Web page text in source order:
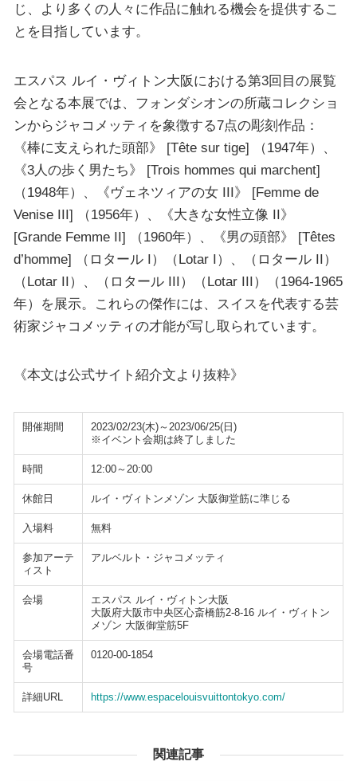
じ、より多くの人々に作品に触れる機会を提供するこ
とを目指しています。
エスパス ルイ・ヴィトン大阪における第3回目の展覧
会となる本展では、フォンダシオンの所蔵コレクショ
ンからジャコメッティを象徴する7点の彫刻作品：
《棒に支えられた頭部》 [Tête sur tige] （1947年）、
《3人の歩く男たち》 [Trois hommes qui marchent]
（1948年）、《ヴェネツィアの女 III》 [Femme de
Venise III] （1956年）、《大きな女性立像 II》
[Grande Femme II] （1960年）、《男の頭部》 [Têtes
d’homme] （ロタール I）（Lotar I）、（ロタール II）
（Lotar II）、（ロタール III）（Lotar III）（1964-1965
年）を展示。これらの傑作には、スイスを代表する芸
術家ジャコメッティの才能が写し取られています。
《本文は公式サイト紹介文より抜粋》
開催期間
2023/02/23(木)～2023/06/25(日)
※イベント会期は終了しました
時間 12:00～20:00
休館日 ルイ・ヴィトンメゾン 大阪御堂筋に準じる
入場料 無料
参加アーテ
ィスト
アルベルト・ジャコメッティ
会場
エスパス ルイ・ヴィトン大阪
大阪府大阪市中央区心斎橋筋2-8-16 ルイ・ヴィトン
メゾン 大阪御堂筋5F
会場電話番
号
0120-00-1854
詳細URL https://www.espacelouisvuittontokyo.com/
関連記事